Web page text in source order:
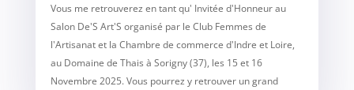
Vous me retrouverez en tant qu' Invitée d'Honneur au
Salon De'S Art'S organisé par le Club Femmes de
l'Artisanat et la Chambre de commerce d'Indre et Loire,
au Domaine de Thais à Sorigny (37), les 15 et 16
Novembre 2025. Vous pourrez y retrouver un grand